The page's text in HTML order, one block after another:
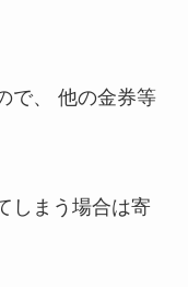
、
他の金券等
しまう場合は寄